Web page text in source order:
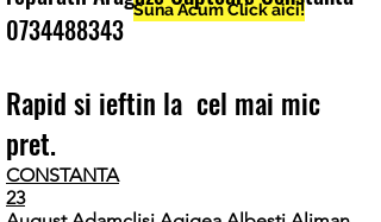
Suna Acum Click aici!
0734488343
Rapid si ieftin la cel mai mic
pret.
CONSTANTA
23